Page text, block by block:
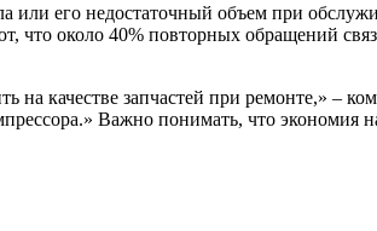
или его недостаточный объем при
что около 40% повторных обращений
на качестве запчастей при ремонте,» –
Важно понимать, что экономия